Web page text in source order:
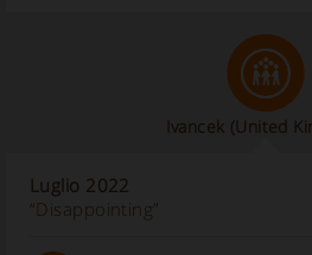
Ivancek (United
Luglio 2022
“Disappointing”